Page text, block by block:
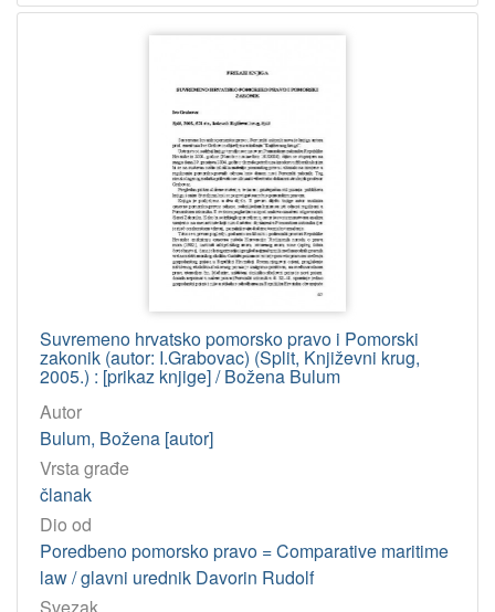
Suvremeno hrvatsko pomorsko pravo i Pomorski
zakonik (autor: I.Grabovac) (Split, Književni krug,
2005.) : [prikaz knjige] / Božena Bulum
Autor
Bulum, Božena [autor]
Vrsta građe
članak
Dio od
Poredbeno pomorsko pravo = Comparative maritime
law / glavni urednik Davorin Rudolf